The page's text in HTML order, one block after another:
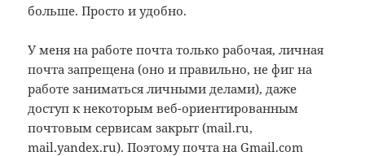
больше. Просто и удобно.
У меня на работе почта только рабочая, личная
почта запрещена (оно и правильно, не фиг на
работе заниматься личными делами), даже
доступ к некоторым веб-ориентированным
почтовым сервисам закрыт (mail.ru,
mail.yandex.ru). Поэтому почта на Gmail.com